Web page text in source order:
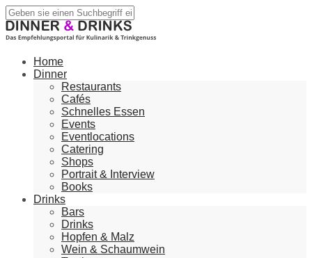
Home
Dinner
Restaurants
Cafés
Schnelles Essen
Events
Eventlocations
Catering
Shops
Portrait & Interview
Books
Drinks
Bars
Drinks
Hopfen & Malz
Wein & Schaumwein